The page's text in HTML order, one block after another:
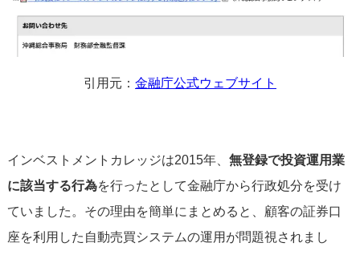
引用元： 金融庁公式ウェブサイト
インベストメントカレッジは2015年、 無登録で投資運用業
に該当する行為を行ったとして金融庁から行政処分を受け
ていました。その理由を簡単にまとめると、顧客の証券口
座を利用した自動売買システムの運用が問題視されまし